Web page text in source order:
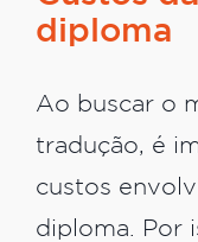
diploma
Ao buscar o
tradução, é
custos
diploma. Por